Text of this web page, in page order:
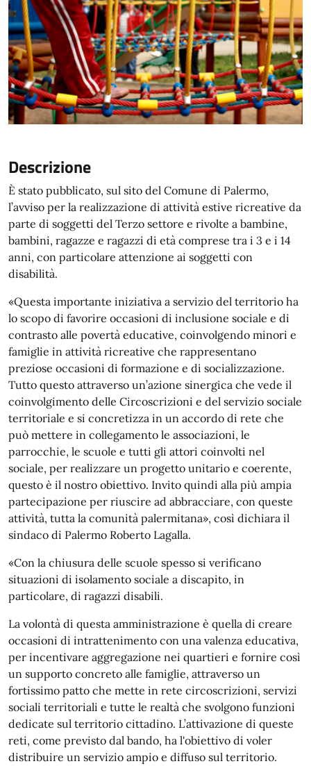
Descrizione
È stato pubblicato, sul sito del Comune di Palermo,
l’avviso per la realizzazione di attività estive ricreative da
parte di soggetti del Terzo settore e rivolte a bambine,
bambini, ragazze e ragazzi di età comprese tra i 3 e i 14
anni, con particolare attenzione ai soggetti con
disabilità.
«Questa importante iniziativa a servizio del territorio ha
lo scopo di favorire occasioni di inclusione sociale e di
contrasto alle povertà educative, coinvolgendo minori e
famiglie in attività ricreative che rappresentano
preziose occasioni di formazione e di socializzazione.
Tutto questo attraverso un’azione sinergica che vede il
coinvolgimento delle Circoscrizioni e del servizio sociale
territoriale e si concretizza in un accordo di rete che
può mettere in collegamento le associazioni, le
parrocchie, le scuole e tutti gli attori coinvolti nel
sociale, per realizzare un progetto unitario e coerente,
questo è il nostro obiettivo. Invito quindi alla più ampia
partecipazione per riuscire ad abbracciare, con queste
attività, tutta la comunità palermitana», così dichiara il
sindaco di Palermo Roberto Lagalla.
«Con la chiusura delle scuole spesso si verificano
situazioni di isolamento sociale a discapito, in
particolare, di ragazzi disabili.
La volontà di questa amministrazione è quella di creare
occasioni di intrattenimento con una valenza educativa,
per incentivare aggregazione nei quartieri e fornire così
un supporto concreto alle famiglie, attraverso un
fortissimo patto che mette in rete circoscrizioni, servizi
sociali territoriali e tutte le realtà che svolgono funzioni
dedicate sul territorio cittadino. L’attivazione di queste
reti, come previsto dal bando, ha l'obiettivo di voler
distribuire un servizio ampio e diffuso sul territorio.